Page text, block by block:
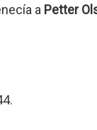
a Petter